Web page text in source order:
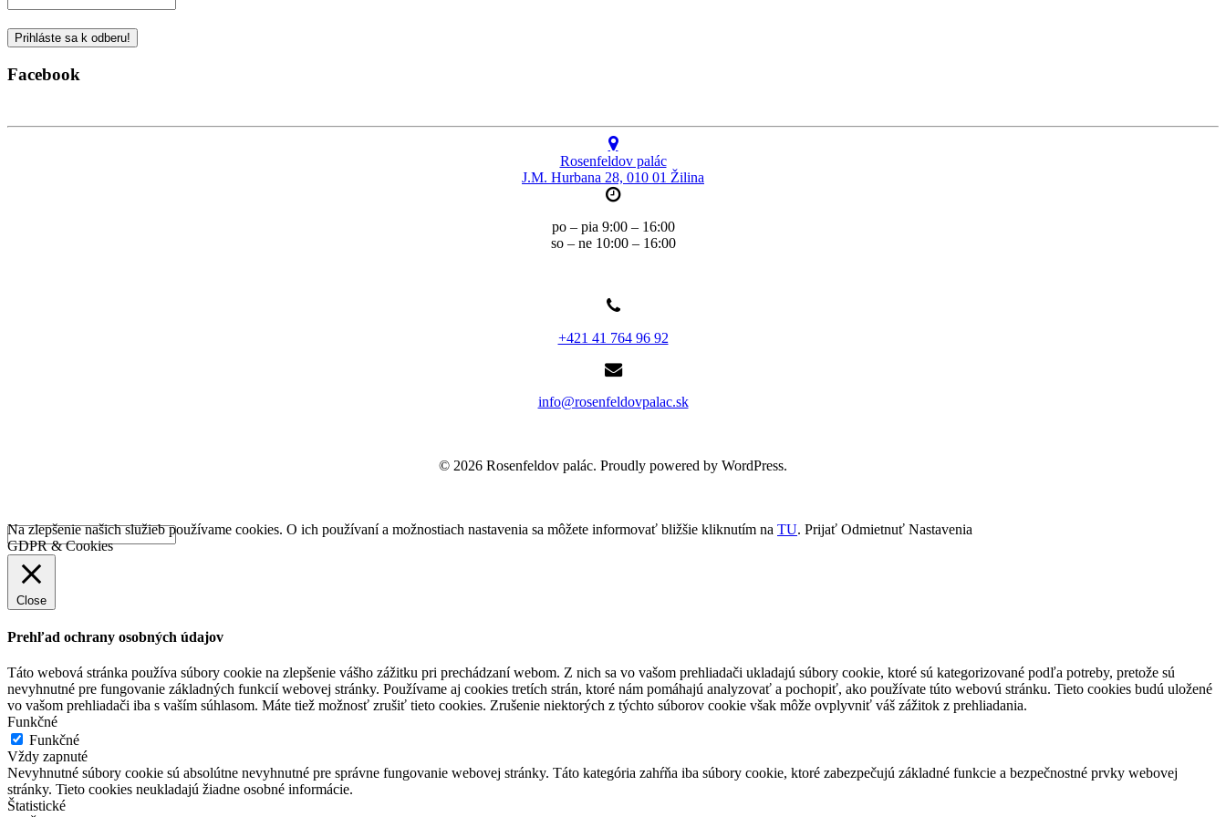
Facebook
Rosenfeldov palác
J.M. Hurbana 28, 010 01 Žilina
po – pia 9:00 – 16:00
so – ne 10:00 – 16:00
+421 41 764 96 92
info@rosenfeldovpalac.sk
© 2026 Rosenfeldov palác. Proudly powered by WordPress.
Na zlepšenie našich služieb používame cookies. O ich používaní a možnostiach nastavenia sa môžete informovať bližšie kliknutím na TU. Prijať Odmietnuť Nastavenia
GDPR & Cookies
Close
Prehľad ochrany osobných údajov
Táto webová stránka používa súbory cookie na zlepšenie vášho zážitku pri prechádzaní webom. Z nich sa vo vašom prehliadači ukladajú súbory cookie, ktoré sú kategorizované podľa potreby, pretože sú
nevyhnutné pre fungovanie základných funkcií webovej stránky. Používame aj cookies tretích strán, ktoré nám pomáhajú analyzovať a pochopiť, ako používate túto webovú stránku. Tieto cookies budú uložené
vo vašom prehliadači iba s vaším súhlasom. Máte tiež možnosť zrušiť tieto cookies. Zrušenie niektorých z týchto súborov cookie však môže ovplyvniť váš zážitok z prehliadania.
Funkčné
Funkčné
Vždy zapnuté
Nevyhnutné súbory cookie sú absolútne nevyhnutné pre správne fungovanie webovej stránky. Táto kategória zahŕňa iba súbory cookie, ktoré zabezpečujú základné funkcie a bezpečnostné prvky webovej
stránky. Tieto cookies neukladajú žiadne osobné informácie.
Štatistické